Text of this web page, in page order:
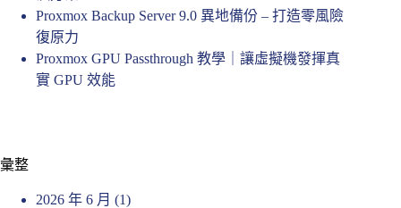
Proxmox Backup Server 9.0 異地備份 – 打造零風險
復原力
Proxmox GPU Passthrough 教學｜讓虛擬機發揮真
實 GPU 效能
彙整
2026 年 6 月 (1)